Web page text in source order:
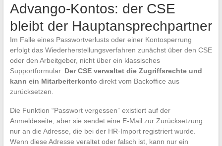
Advango-Kontos: der CSE
bleibt der Hauptansprechpartner
Im Falle eines Passwortverlusts oder einer Kontosperrung
erfolgt das Wiederherstellungsverfahren zunächst über den CSE
oder den Arbeitgeber, nicht über ein klassisches
Supportformular. Der CSE verwaltet die Zugriffsrechte und
kann ein Mitarbeiterkonto direkt vom Backoffice aus
zurücksetzen.
Die Funktion “Passwort vergessen” existiert auf der
Anmeldeseite, aber sie sendet eine E-Mail zur Zurücksetzung
nur an die Adresse, die bei der HR-Import registriert wurde.
Wenn diese Adresse veraltet oder falsch ist, kann nur ein